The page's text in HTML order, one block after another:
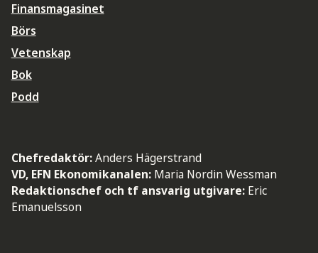
Finansmagasinet
Börs
Vetenskap
Bok
Podd
Chefredaktör:Anders Hägerstrand
VD, EFN Ekonomikanalen: Maria Nordin Wessman
Redaktionschef och tf ansvarig utgivare: Eric
Emanuelsson